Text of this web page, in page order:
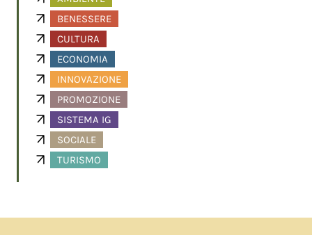
BENESSERE
CULTURA
ECONOMIA
INNOVAZIONE
PROMOZIONE
SISTEMA IG
SOCIALE
TURISMO